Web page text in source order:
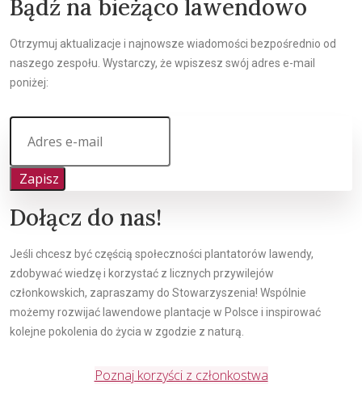
Bądź na bieżąco lawendowo
Otrzymuj aktualizacje i najnowsze wiadomości bezpośrednio od
naszego zespołu. Wystarczy, że wpiszesz swój adres e-mail
poniżej:
Zapisz
Dołącz do nas!
Jeśli chcesz być częścią społeczności plantatorów lawendy,
zdobywać wiedzę i korzystać z licznych przywilejów
członkowskich, zapraszamy do Stowarzyszenia! Wspólnie
możemy rozwijać lawendowe plantacje w Polsce i inspirować
kolejne pokolenia do życia w zgodzie z naturą.
Poznaj korzyści z członkostwa